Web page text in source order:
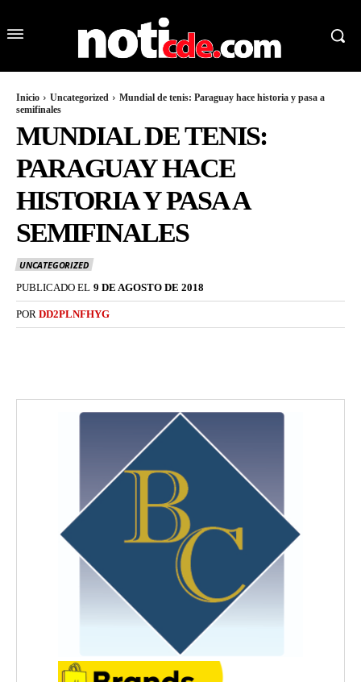
Inicio Uncategorized
Mundial de tenis: Paraguay hace historia y pasa a
semifinales
MUNDIAL DE TENIS:
PARAGUAY HACE
HISTORIA Y PASA A
SEMIFINALES
UNCATEGORIZED
PUBLICADO EL 9 DE AGOSTO DE 2018
POR DD2PLNFHYG